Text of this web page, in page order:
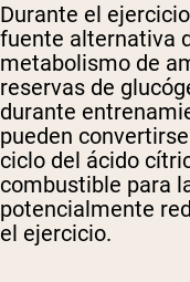
Durante el
fuente alternativa
metabolismo de
reservas de
durante
pueden
ciclo del ácido
combustible para
potencialmente
el ejercicio.